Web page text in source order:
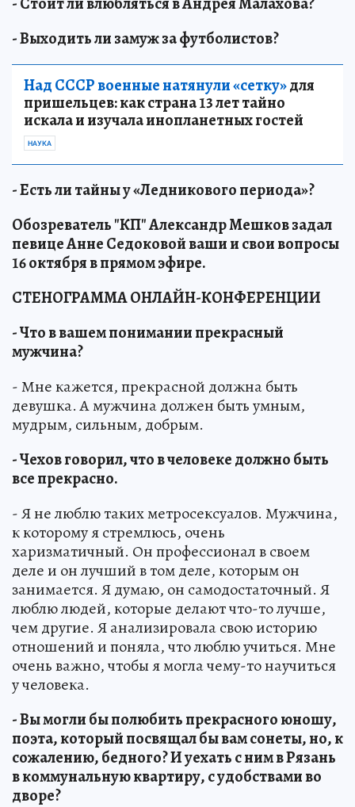
- Выходить ли замуж за футболистов?
Над СССР военные натянули «сетку»для
пришельцев: как страна 13 лет тайно
искала и изучала инопланетных гостей
НАУКА
- Есть ли тайны у «Ледникового периода»?
Обозреватель "КП" Александр Мешков задал
певице Анне Седоковой ваши и свои вопросы
16 октября в прямом эфире.
СТЕНОГРАММА ОНЛАЙН-КОНФЕРЕНЦИИ
- Что в вашем понимании прекрасный
мужчина?
- Мне кажется, прекрасной должна быть
девушка. А мужчина должен быть умным,
мудрым, сильным, добрым.
- Чехов говорил, что в человеке должно быть
все прекрасно.
- Я не люблю таких метросексуалов. Мужчина,
к которому я стремлюсь, очень
харизматичный. Он профессионал в своем
деле и он лучший в том деле, которым он
занимается. Я думаю, он самодостаточный. Я
люблю людей, которые делают что-то лучше,
чем другие. Я анализировала свою историю
отношений и поняла, что люблю учиться. Мне
очень важно, чтобы я могла чему-то научиться
у человека.
- Вы могли бы полюбить прекрасного юношу,
поэта, который посвящал бы вам сонеты, но, к
сожалению, бедного? И уехать с ним в Рязань
в коммунальную квартиру, с удобствами во
дворе?